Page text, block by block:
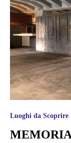
Luoghi da Scoprire